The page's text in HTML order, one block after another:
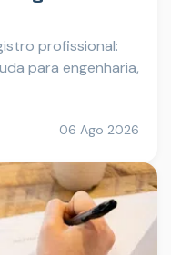
profissional:
para engenharia,
06 Ago 2026